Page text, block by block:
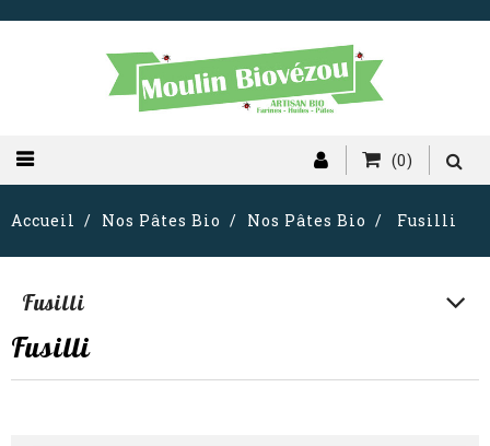
(0)
Accueil Nos Pâtes Bio Nos Pâtes Bio Fusilli
Fusilli
Fusilli